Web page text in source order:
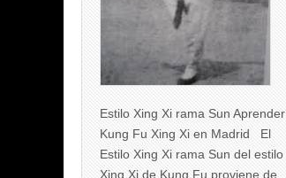
Estilo Xing Xi rama Sun Aprender
Kung Fu Xing Xi en Madrid El
Estilo Xing Xi rama Sun del estilo
Xing Xi de Kung Fu proviene de